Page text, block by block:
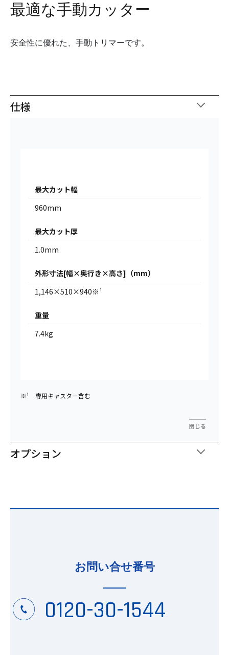
最適な手動カッター
安全性に優れた、手動トリマーです。
仕様
最大カット幅
960mm
最大カット厚
1.0mm
外形寸法[幅×奥行き×高さ]（mm）
1,146×510×940※¹
重量
7.4kg
※¹ 専用キャスター含む
オプション
お問い合せ番号
0120-30-1544